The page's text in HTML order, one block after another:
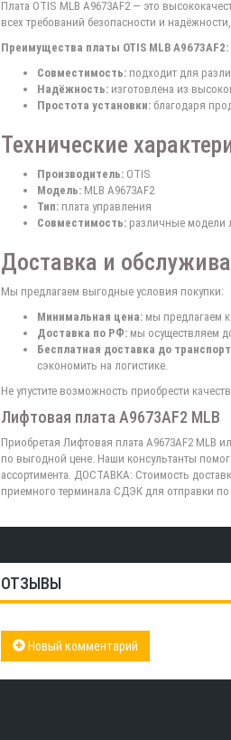
Плата OTIS MLB A9673AF2 — это
всех требований безопасности и
Преимущества платы OTIS MLB A9673AF2:
Совместимость:подходит для
Надёжность:изготовлена из
Простота установки:благодаря
Технические
Производитель:OTIS
Модель:MLB A9673AF2
Тип:плата управления
Совместимость:различные модели
Доставка и
Мы предлагаем выгодные условия покупки:
Минимальная цена:мы предлагаем
Доставка по РФ:мы осуществляем
Бесплатная доставка до
сэкономить на логистике.
Не упустите возможность приобрести
Лифтовая плата A9673AF2 MLB
Приобретая Лифтовая плата A9673AF2 MLB
по выгодной цене. Наши консультанты
ассортимента. ДОСТАВКА: Стоимость
приемного терминала СДЭК для отправки
ОТЗЫВЫ
Новый комментарий